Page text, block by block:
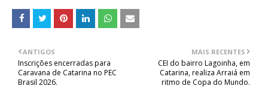
MAIS RECENTES
CEI do bairro Lagoinha, em
Catarina, realiza Arraiá em
ritmo de Copa do Mundo.
ANTIGOS
Inscrições encerradas para
Caravana de Catarina no PEC
Brasil 2026.